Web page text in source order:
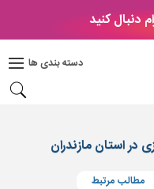
دنبال کنید
دسته بندی ها
استان مازندران
مطالب مرتبط